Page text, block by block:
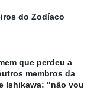
do Zodíaco
que perdeu a
membros da
Ishikawa: “não vou